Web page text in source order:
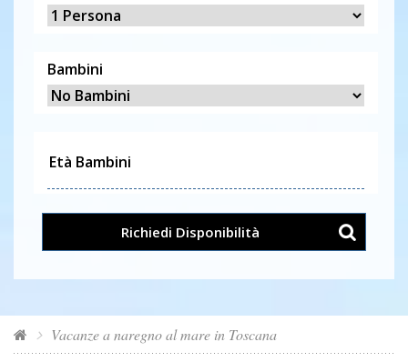
Bambini
Richiedi Disponibilità
Vacanze a naregno al mare in Toscana